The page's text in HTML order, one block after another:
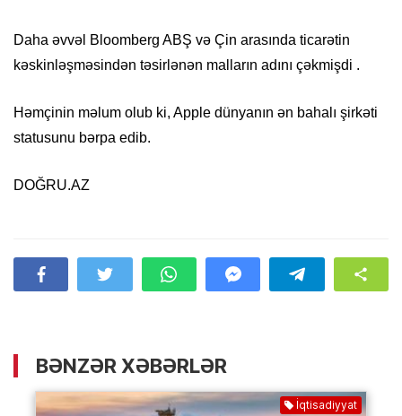
Daha əvvəl Bloomberg ABŞ və Çin arasında ticarətin
kəskinləşməsindən təsirlənən malların adını çəkmişdi .
Həmçinin məlum olub ki, Apple dünyanın ən bahalı şirkəti
statusunu bərpa edib.
DOĞRU.AZ
BƏNZƏR XƏBƏRLƏR
İqtisadiyyat